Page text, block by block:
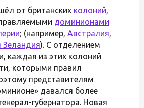
от британских колоний,
доминионами
; (например, Австралия,
Зеландия). С отделением
каждая из этих колоний
которыми правил
представителям
давался более
губернатора. Новая